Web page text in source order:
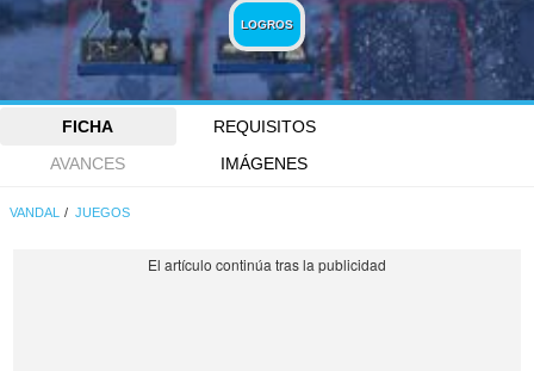
LOGROS
FICHA
REQUISITOS
AVANCES
IMÁGENES
VANDAL JUEGOS